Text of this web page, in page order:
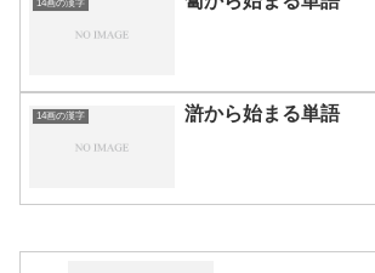
14画の漢字
14画の漢字 滸から始まる単語